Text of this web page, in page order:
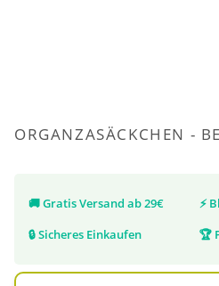
ORGANZASÄCKCHEN -
🚚Gratis Versand ab 29€ ⚡
🔒Sicheres Einkaufen 🏆